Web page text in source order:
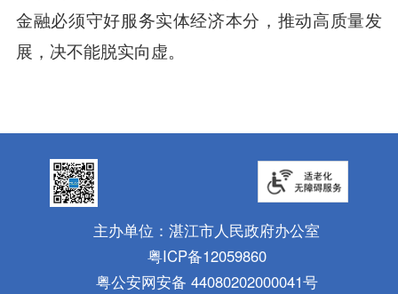
金融必须守好服务实体经济本分，推动高质量发
展，决不能脱实向虚。
主办单位：湛江市人民政府办公室
粤ICP备12059860
粤公安网安备 44080202000041号